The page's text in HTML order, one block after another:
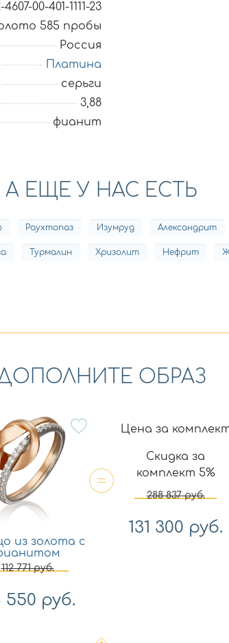
4607-00-401-1111-23
585 пробы
Россия
Платина
серьги
3,88
фианит
А ЕЩЕ У НАС ЕСТЬ
Раухтопаз Изумруд Александрит
Турмалин Хризолит Нефрит
ОБРАЗ
из золота с
01-5442-00-
401-1111-23
112 771руб.
550 руб.
Цена за
Скидка за
комплект 5%
288 837руб.
131 300 руб.